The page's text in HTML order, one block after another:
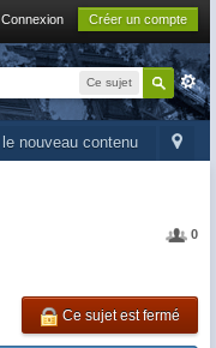
Connexion Créer un compte
Ce sujet
nouveau contenu
0
Ce sujet est fermé